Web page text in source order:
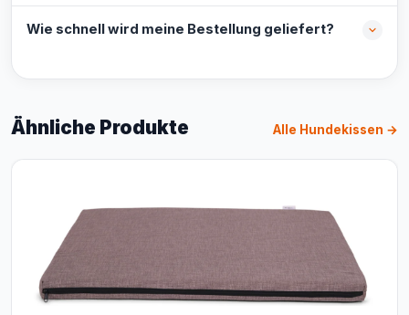
Wie schnell wird meine Bestellung geliefert?
Ähnliche Produkte Alle Hundekissen →